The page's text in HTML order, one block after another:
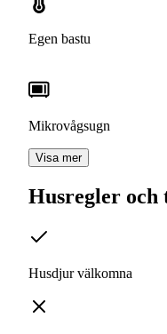
Egen bastu
Mikrovågsugn
Visa mer
Husregler
Husdjur välkomna